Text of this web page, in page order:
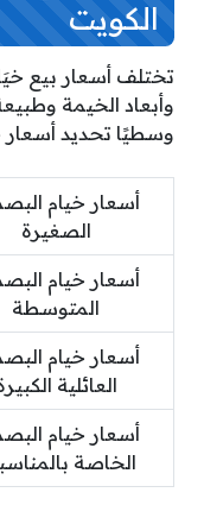
الكويت
تختلف أسعار بيع
وأبعاد الخيمة
وسطيًا تحديد أسعار
أسعار خيام
الصغيرة
أسعار خيام
المتوسطة
أسعار خيام
العائلية
أسعار خيام
الخاصة